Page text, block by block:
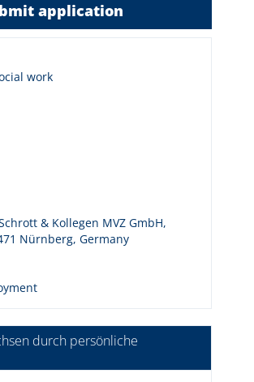
application
work
& Kollegen MVZ GmbH,
Nürnberg, Germany
durch persönliche